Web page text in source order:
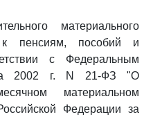
материального
к пенсиям, пособий и
с Федеральным
2002 г. N 21-ФЗ "О
материальном
Федерации за